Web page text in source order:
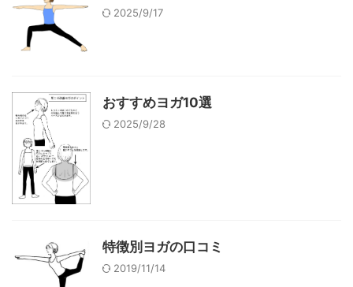
2025/9/17
おすすめヨガ10選
2025/9/28
特徴別ヨガの口コミ
2019/11/14